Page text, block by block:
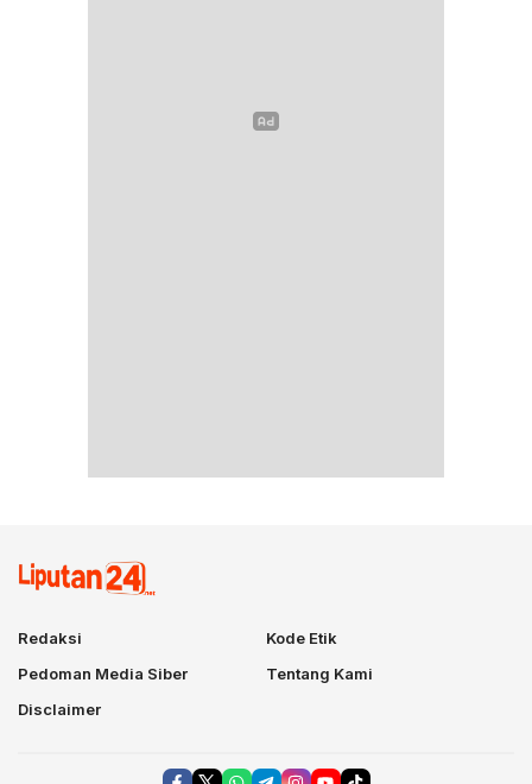
Redaksi
Kode Etik
Pedoman Media Siber
Tentang Kami
Disclaimer